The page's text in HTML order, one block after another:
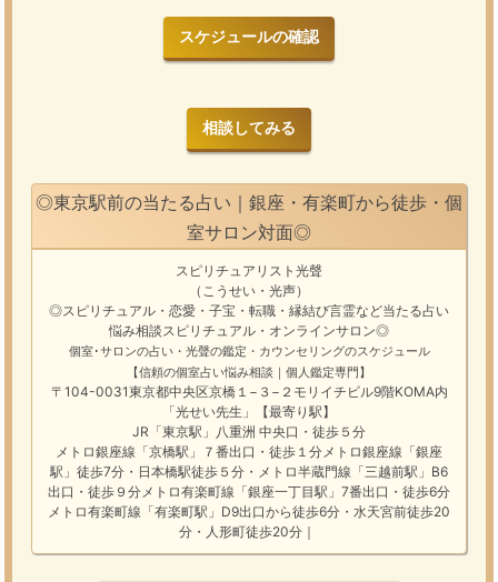
スケジュールの確認
相談してみる
◎東京駅前の当たる占い｜銀座・有楽町から徒歩・個
室サロン対面◎
スピリチュアリスト光聲
（こうせい・光声）
◎スピリチュアル・恋愛・子宝・転職・縁結び言霊など当たる占い
悩み相談スピリチュアル・オンラインサロン◎
個室･サロンの占い・光聲の鑑定・カウンセリングのスケジュール
【信頼の個室占い悩み相談｜個人鑑定専門】
〒104-0031東京都中央区京橋１−３−２モリイチビル9階KOMA内
「光せい先生」【最寄り駅】
JR「東京駅」八重洲 中央口・徒歩５分
メトロ銀座線「京橋駅」７番出口・徒歩１分メトロ銀座線「銀座
駅」徒歩7分・日本橋駅徒歩５分・メトロ半蔵門線「三越前駅」B6
出口・徒歩９分メトロ有楽町線「銀座一丁目駅」7番出口・徒歩6分
メトロ有楽町線「有楽町駅」D9出口から徒歩6分・水天宮前徒歩20
分・人形町徒歩20分｜